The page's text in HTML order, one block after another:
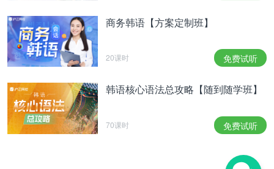
商务韩语【方案定制班】
20课时 免费试听
韩语核心语法总攻略【随到随学班】
70课时 免费试听